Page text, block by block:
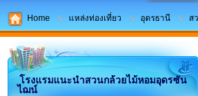
Home แหล่งท่องเที่ยว อุดรธานี ส
โรงแรมแนะนำสวนกล้วยไม้หอมอุดรซัน
ไฌน์